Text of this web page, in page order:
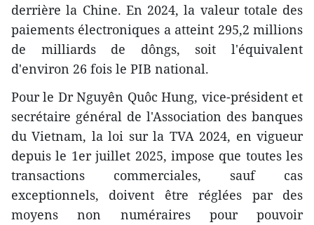
derrière la Chine. En 2024, la valeur totale des
paiements électroniques a atteint 295,2 millions
de milliards de dôngs, soit l'équivalent
d'environ 26 fois le PIB national.
Pour le Dr Nguyên Quôc Hung, vice-président et
secrétaire général de l'Association des banques
du Vietnam, la loi sur la TVA 2024, en vigueur
depuis le 1er juillet 2025, impose que toutes les
transactions commerciales, sauf cas
exceptionnels, doivent être réglées par des
moyens non numéraires pour pouvoir